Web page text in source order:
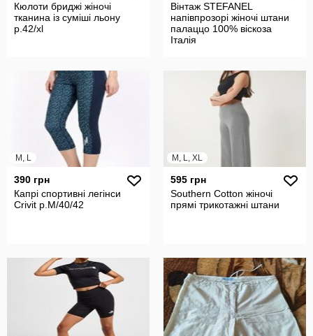
Кюлоти бриджі жіночі
тканина із суміші льону
р.42/xl
Вінтаж STEFANEL
напівпрозорі жіночі штани
палаццо 100% віскоза
Італія
M, L
390 грн
Капрі спортивні легінси
Crivit р.М/40/42
M, L, XL
595 грн
Southern Cotton жіночі
прямі трикотажні штани